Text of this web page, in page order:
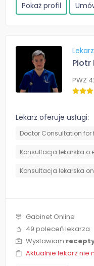
Pokaż profil
Lekarz
Piotr
PWZ
Lekarz oferuje usługi:
Doctor Consultation for
Konsultacja lekarska o
Konsultacja lekarska
Gabinet Online
49 poleceń lekarza
Wystawiam
Aktualnie lekarz nie